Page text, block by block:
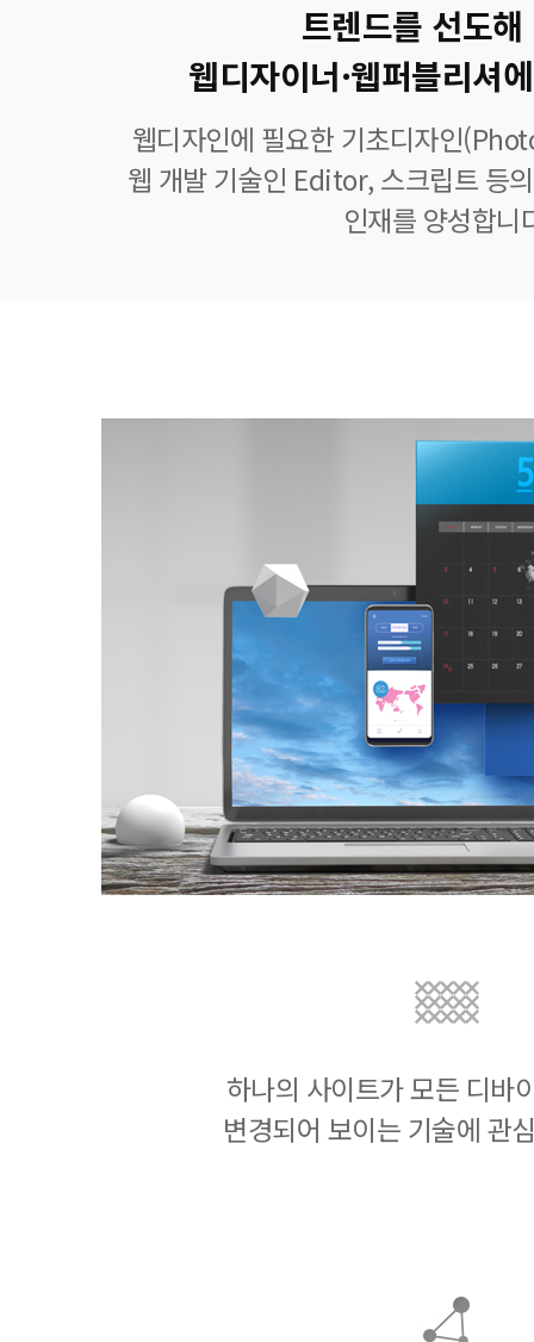
트렌드를 선도해
웹디자이너·웹퍼블리셔
웹디자인에 필요한 기초디자인
웹 개발 기술인 Editor, 스크립트 등
인재를 양성합니
하나의 사이트가 모든 디바
변경되어 보이는 기술에 관